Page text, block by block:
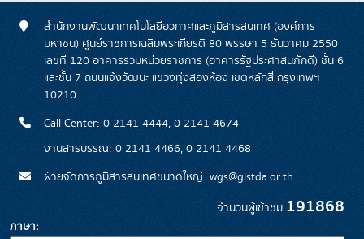
สำนักงานพัฒนาเทคโนโลยีอวกาศและภูมิสารสนเทศ (องค์การ
มหาชน) ศูนย์ราชการเฉลิมพระเกียรติ 80 พรรษา 5 ธันวาคม 2550
เลขที่ 120 อาคารรวมหน่วยราชการ (อาคารรัฐประศาสนภักดี) ชั้น 6
และชั้น 7 ถนนแจ้งวัฒนะ แขวงทุ่งสองห้อง เขตหลักสี่ กรุงเทพฯ
10210
Call Center: 0 2141 4444, 0 2141 4674
งานสารบรรณ: 0 2141 4466, 0 2141 4468
ฝ่ายจัดการภูมิสารสนเทศขนาดใหญ่: wgs@gistda.or.th
จำนวนผู้เข้าชม 191868
ภาษา